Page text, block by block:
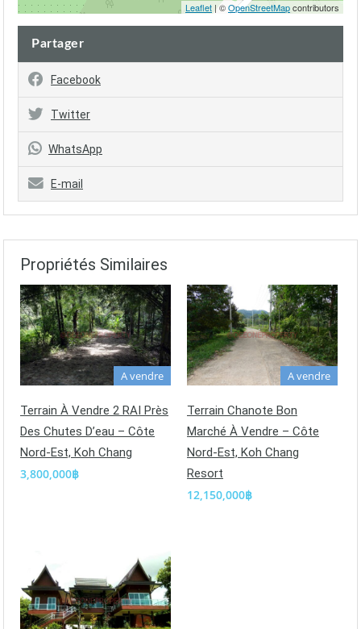
Leaflet | ©OpenStreetMapcontributors
Partager
Facebook
Twitter
WhatsApp
E-mail
Propriétés Similaires
A vendre
Terrain À Vendre 2 RAI Près
Des Chutes D’eau – Côte
Nord-Est, Koh Chang
3,800,000฿
A vendre
Terrain Chanote Bon
Marché À Vendre – Côte
Nord-Est, Koh Chang
Resort
12,150,000฿